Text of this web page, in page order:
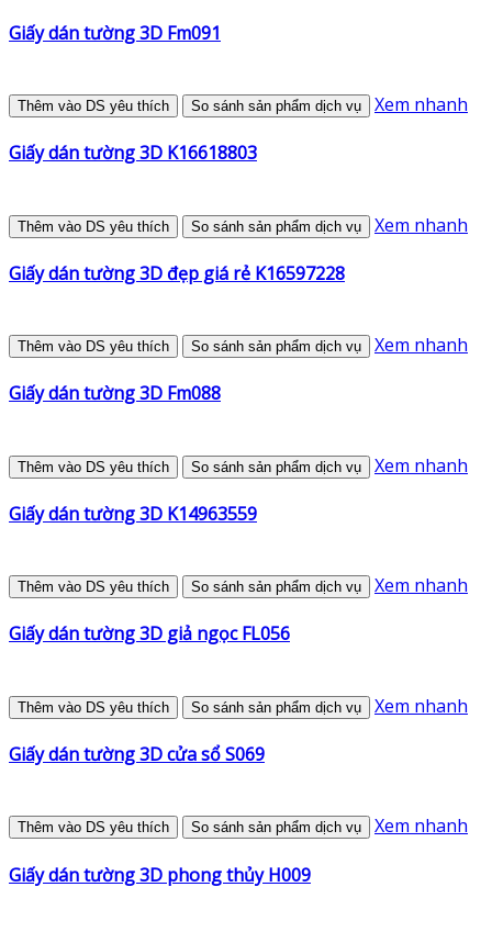
Giấy dán tường 3D Fm091
Thêm vào DS yêu thích So sánh sản phẩm dịch vụ Xem nhanh
Giấy dán tường 3D K16618803
Thêm vào DS yêu thích So sánh sản phẩm dịch vụ Xem nhanh
Giấy dán tường 3D đẹp giá rẻ K16597228
Thêm vào DS yêu thích So sánh sản phẩm dịch vụ Xem nhanh
Giấy dán tường 3D Fm088
Thêm vào DS yêu thích So sánh sản phẩm dịch vụ Xem nhanh
Giấy dán tường 3D K14963559
Thêm vào DS yêu thích So sánh sản phẩm dịch vụ Xem nhanh
Giấy dán tường 3D giả ngọc FL056
Thêm vào DS yêu thích So sánh sản phẩm dịch vụ Xem nhanh
Giấy dán tường 3D cửa sổ S069
Thêm vào DS yêu thích So sánh sản phẩm dịch vụ Xem nhanh
Giấy dán tường 3D phong thủy H009